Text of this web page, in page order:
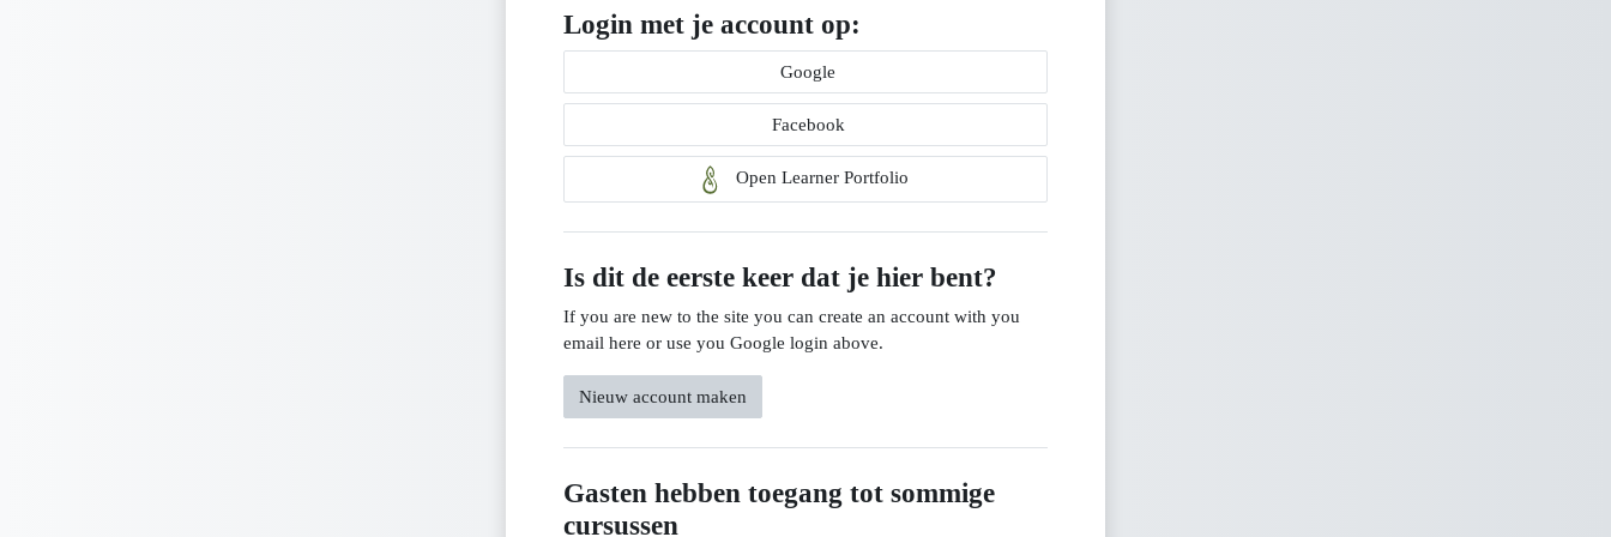
Login met je account op:
Google
Facebook
Open Learner Portfolio
Is dit de eerste keer dat je hier bent?
If you are new to the site you can create an account with you
email here or use you Google login above.
Nieuw account maken
Gasten hebben toegang tot sommige
cursussen